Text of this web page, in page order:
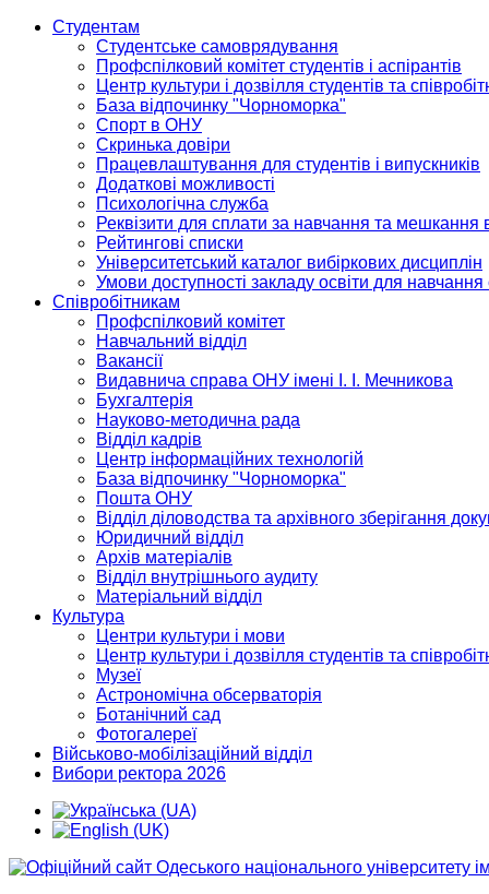
Студентам
Студентське самоврядування
Профспілковий комітет студентів і аспірантів
Центр культури і дозвілля студентів та
База відпочинку "Чорноморка"
Спорт в ОНУ
Скринька довіри
Працевлаштування для студентів і випускників
Додаткові можливості
Психологічна служба
Реквізити для сплати за навчання та мешкання
Рейтингові списки
Університетський каталог вибіркових дисциплін
Умови доступності закладу освіти для
Співробітникам
Профспілковий комітет
Навчальний відділ
Вакансії
Видавнича справа ОНУ імені І. І. Мечникова
Бухгалтерія
Науково-методична рада
Відділ кадрів
Центр інформаційних технологій
База відпочинку "Чорноморка"
Пошта ОНУ
Відділ діловодства та архівного зберігання
Юридичний відділ
Архів матеріалів
Відділ внутрішнього аудиту
Матеріальний відділ
Культура
Центри культури і мови
Центр культури і дозвілля студентів та
Музеї
Астрономічна обсерваторія
Ботанічний сад
Фотогалереї
Військово-мобілізаційний відділ
Вибори ректора 2026